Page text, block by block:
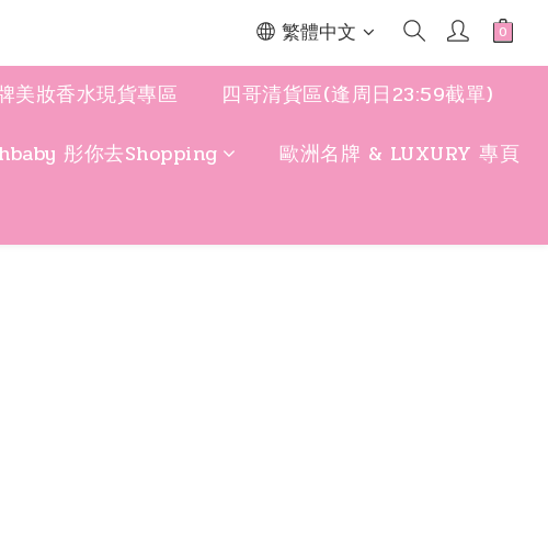
繁體中文
美妝香水現貨專區
四哥清貨區(逢周日23:59截單)
彤你去Shopping
歐洲名牌 & LUXURY 專頁